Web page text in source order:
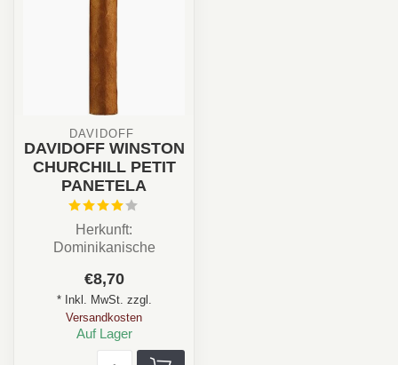
DAVIDOFF
DAVIDOFF WINSTON
CHURCHILL PETIT
PANETELA
Herkunft:
Dominikanische
Stärke: ★★★★☆
Aroma: Holz, Leder,
Zedernho...
€8,70
* Inkl. MwSt. zzgl.
Versandkosten
Auf Lager